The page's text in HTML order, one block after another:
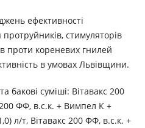
ефективності
стимуляторів
проти кореневих гнилей
в умовах Львівщини.
бакові суміші: Вітавакс 200
ФФ, в.с.к. + Вимпел К +
л/т, Вітавакс 200 ФФ, в.с.к. +